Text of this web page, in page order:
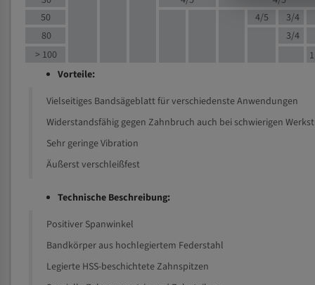
50
4/5 3/4
80
3/4
> 100
Vorteile:
Vielseitiges Bandsägeblatt für verschiedenste Anwendungen
Widerstandsfähig gegen Zahnbruch auch bei schwierigen
Sehr geringe Vibration
Äußerst verschleißfest
Technische Beschreibung:
Positiver Spanwinkel
Bandkörper aus hochlegiertem Federstahl
Legierte HSS-beschichtete Zahnspitzen